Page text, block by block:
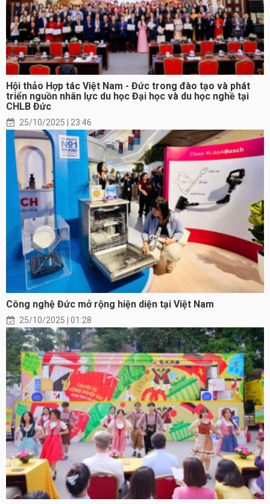
Hội thảo Hợp tác Việt Nam - Đức trong đào tạo và phát
triển nguồn nhân lực du học Đại học và du học nghề tại
CHLB Đức
25/10/2025 | 23:46
Công nghệ Đức mở rộng hiện diện tại Việt Nam
25/10/2025 | 01:28